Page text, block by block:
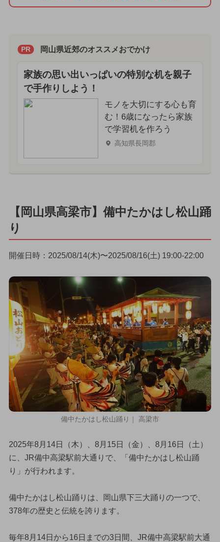
PR 岡山県近郊のオススメおでかけ
家族の思い出いっぱいの特別な机を親子
で手作りしよう！
モノを大切にする心も育
む！6歳になったら家族
で学習机を作ろう
高知県長岡郡
【岡山県高梁市】備中たかはし松山踊
り
開催日時：2025/08/14(木)〜2025/08/16(土) 19:00-22:00
備中たかはし松山踊り｜ 高梁市
2025年8月14日（木）、8月15日（金）、8月16日（土）
に、JR備中高梁駅前大通りで、「備中たかはし松山踊
り」が行われます。
備中たかはし松山踊りは、岡山県下三大踊りの一つで、
378年の歴史と伝統を誇ります。
毎年8月14日から16日までの3日間、JR備中高梁駅前大通